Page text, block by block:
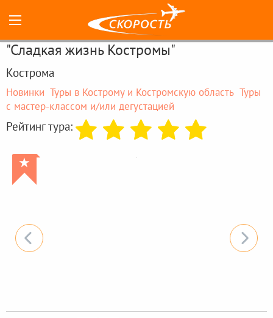
"Сладкая жизнь Костромы"
Кострома
Новинки Туры в Кострому и Костромскую область Туры
с мастер-классом и/или дегустацией
Рейтинг тура:
★